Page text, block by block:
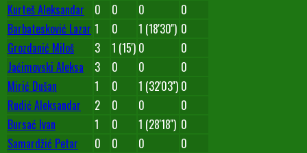
Kurteš Aleksandar
0 0 0
0
Barbatesković Lazar 1 0 1 (18'30'') 0
Grozdanić Miloš
3 1 (15') 0
0
Jaćimovski Aleksa
3 0 0
0
Mirić Dušan
1 0 1 (32'03'') 0
Rudić Aleksandar
2 0 0
0
Bursać Ivan
1 0 1 (28'18'') 0
Samardžić Petar
0 0 0
0